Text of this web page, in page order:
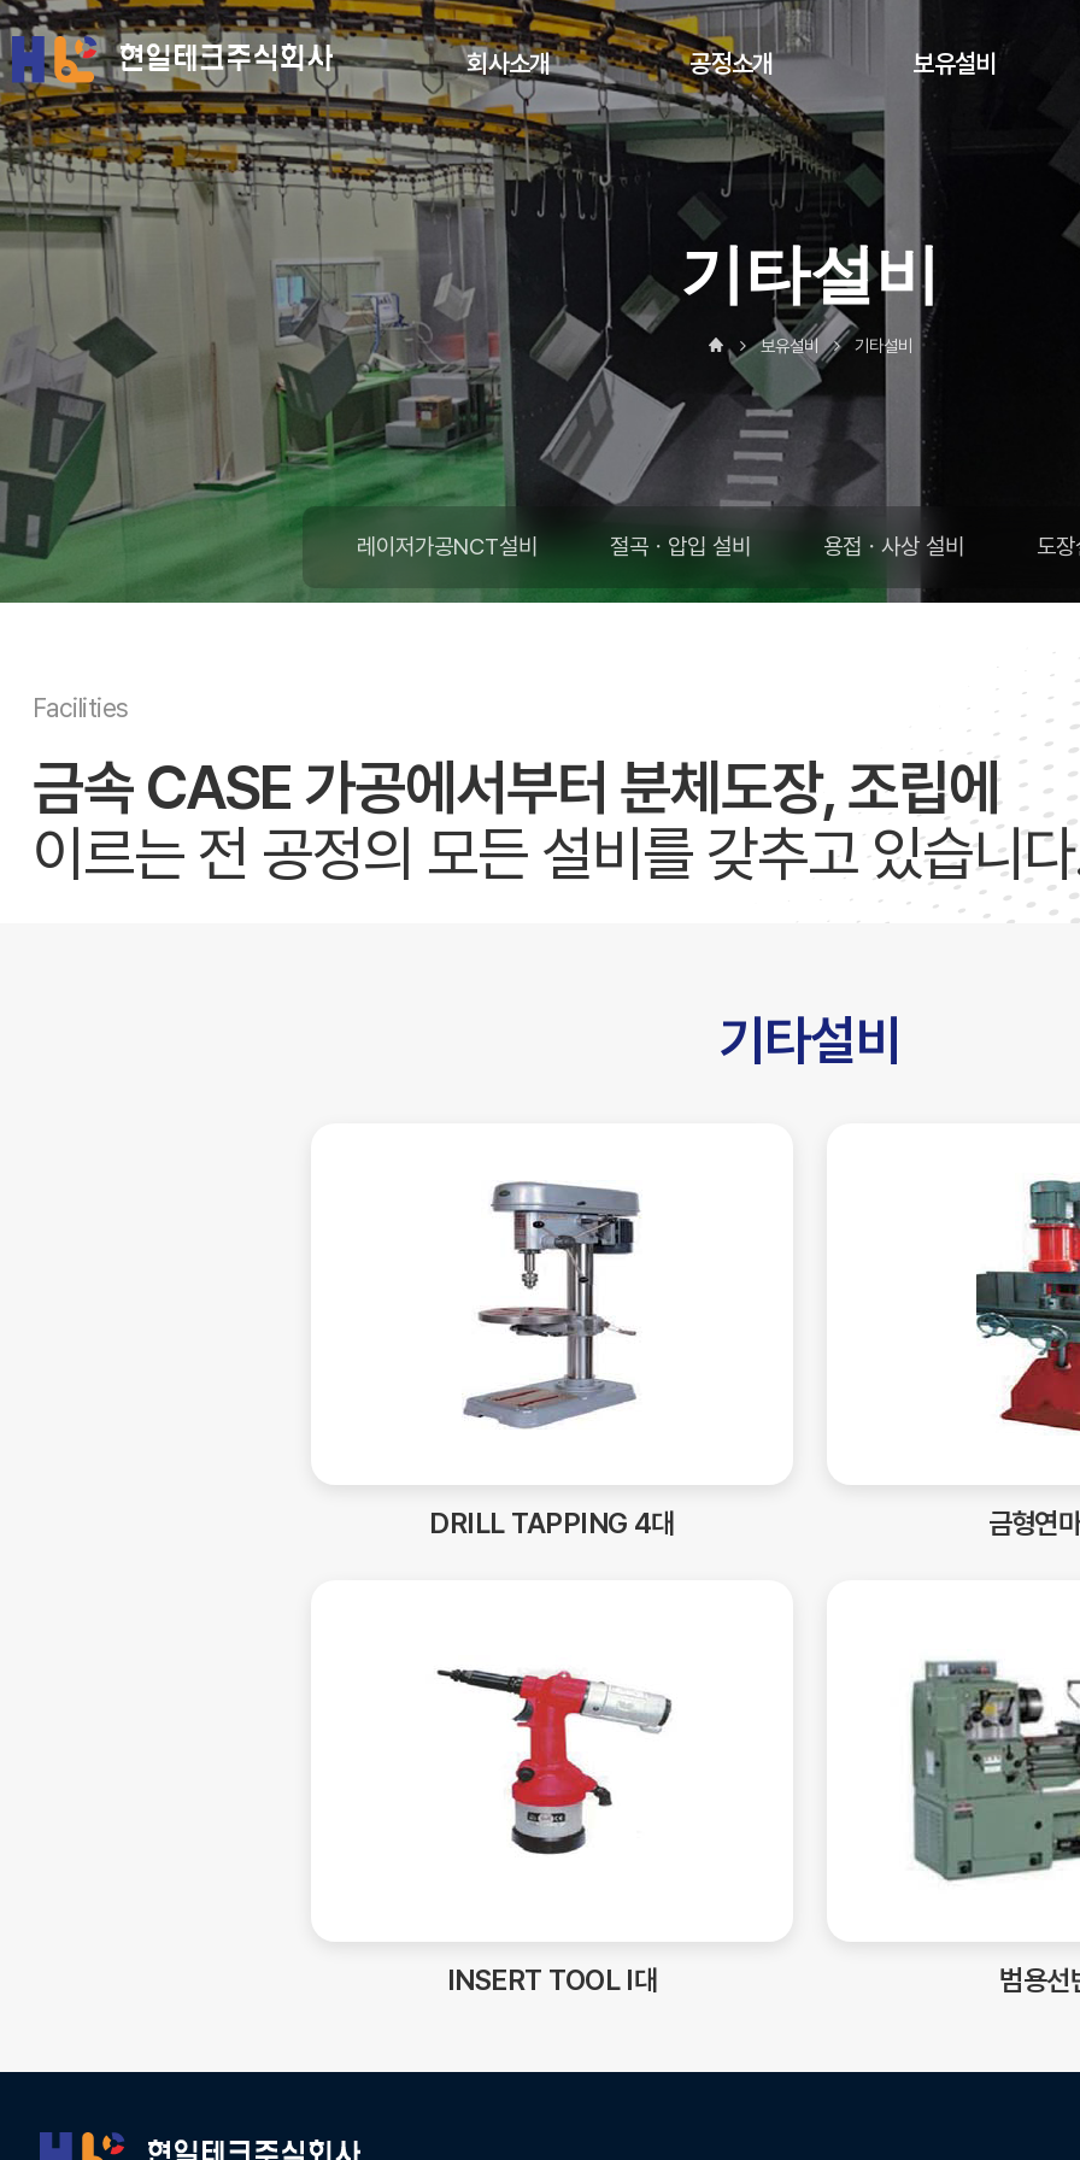
회사소개
인사말
회사연혁
조직도
회사현황
찾아오시는
길
공정소개
공정소개
보유설비
레이저가공NCT설비
절곡ㆍ압입
설비
용접ㆍ사상
설비
도장설비
기타설비
보유설비 기타설비
레이저가공NCT설비 절곡ㆍ압입 설비 용접ㆍ사상 설비 도
Facilities
금속 CASE 가공에서부터 분체도장, 조립에
이르는 전 공정의 모든 설비를 갖추고 있습니
기타설비
DRILL TAPPING 4대 금형연
INSERT TOOL I대 범용선